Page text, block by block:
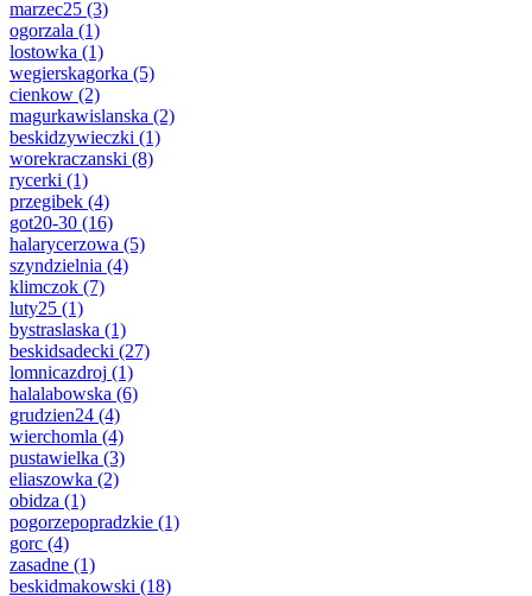
marzec25 (3)
ogorzala (1)
lostowka (1)
wegierskagorka (5)
cienkow (2)
magurkawislanska (2)
beskidzywieczki (1)
worekraczanski (8)
rycerki (1)
przegibek (4)
got20-30 (16)
halarycerzowa (5)
szyndzielnia (4)
klimczok (7)
luty25 (1)
bystraslaska (1)
beskidsadecki (27)
lomnicazdroj (1)
halalabowska (6)
grudzien24 (4)
wierchomla (4)
pustawielka (3)
eliaszowka (2)
obidza (1)
pogorzepopradzkie (1)
gorc (4)
zasadne (1)
beskidmakowski (18)